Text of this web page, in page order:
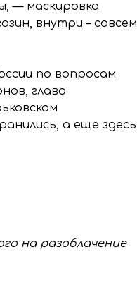
— маскировка
внутри – совсем
по вопросам
глава
а еще здесь
на разоблачение